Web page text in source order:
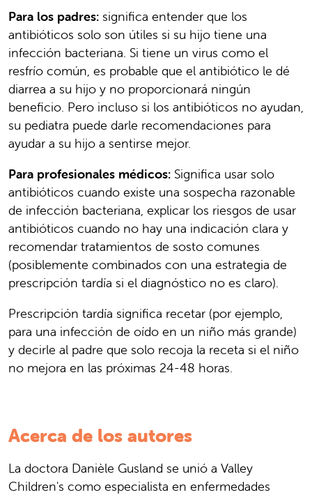
Para los padres: significa entender que los
antibióticos solo son útiles si su hijo tiene una
infección bacteriana. Si tiene un virus como el
resfrío común, es probable que el antibiótico le dé
diarrea a su hijo y no proporcionará ningún
beneficio. Pero incluso si los antibióticos no ayudan,
su pediatra puede darle recomendaciones para
ayudar a su hijo a sentirse mejor.
Para profesionales médicos: Significa usar solo
antibióticos cuando existe una sospecha razonable
de infección bacteriana, explicar los riesgos de usar
antibióticos cuando no hay una indicación clara y
recomendar tratamientos de sosto comunes
(posiblemente combinados con una estrategia de
prescripción tardía si el diagnóstico no es claro).
Prescripción tardía significa recetar (por ejemplo,
para una infección de oído en un niño más grande)
y decirle al padre que solo recoja la receta si el niño
no mejora en las próximas 24-48 horas.
Acerca de los autores
La doctora Danièle Gusland se unió a Valley
Children's como especialista en enfermedades